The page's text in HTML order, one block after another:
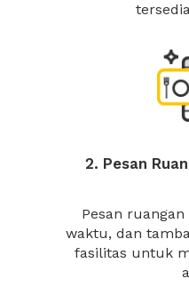
2. Pesan
Pesan
waktu, dan
fasilitas untuk